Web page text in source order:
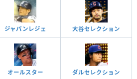
ジャパンレジェ 大谷セレクション
オールスター ダルセレクション